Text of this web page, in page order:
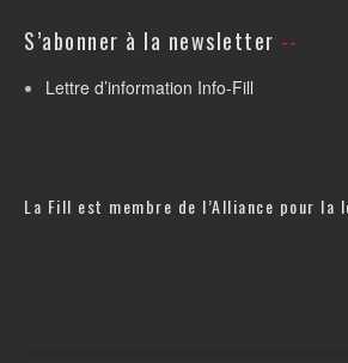
S’abonner à la newsletter
Lettre d’information Info-Fill
La Fill est membre de l’Alliance pour la